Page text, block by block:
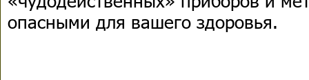
опасными для вашего здоровья.